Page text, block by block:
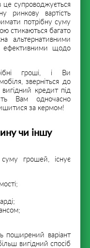
це супроводжується
ринкову вартість
потрібну суму
стикаються багато
альтернативними
ефективними щодо
гроші, і Ви
зверніться до
кредит під
Вам одночасно
за кермом!
чи іншу
грошей, існує
поширений варіант
вигідний спосіб